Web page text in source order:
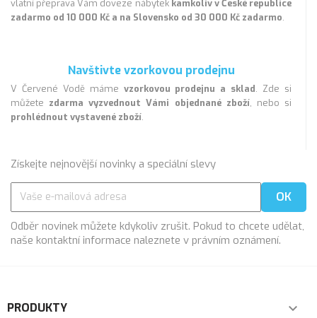
vlatní přeprava Vám doveze nábytek kamkoliv v České republice
zadarmo od 10 000 Kč a na Slovensko od 30 000 Kč zadarmo.
Navštivte vzorkovou prodejnu
V Červené Vodě máme vzorkovou prodejnu a sklad. Zde si
můžete zdarma vyzvednout Vámi objednané zboží, nebo si
prohlédnout vystavené zboží.
Získejte nejnovější novinky a speciální slevy
Odběr novinek můžete kdykoliv zrušit. Pokud to chcete udělat,
naše kontaktní informace naleznete v právním oznámení.
PRODUKTY 